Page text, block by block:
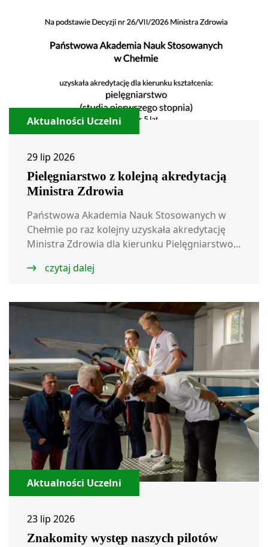
Aktualności Uczelni
29 lip 2026
Pielęgniarstwo z kolejną akredytacją
Ministra Zdrowia
Państwowa Akademia Nauk Stosowanych w
Chełmie po raz kolejny uzyskała akredytację
Ministra Zdrowia dla kierunku Pielęgniarstwo...
czytaj dalej
Aktualności Uczelni
23 lip 2026
Znakomity występ naszych pilotów